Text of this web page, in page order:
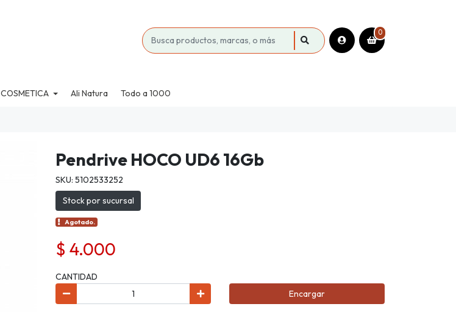
0
COSMETICA Ali Natura Todo a 1000
Pendrive HOCO UD6 16Gb
SKU: 5102533252
Stock por sucursal
Agotado.
$ 4.000
CANTIDAD
Encargar